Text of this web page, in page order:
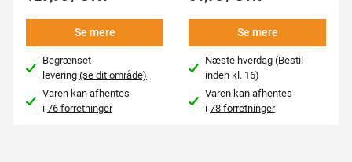
Se mere
Begrænset
levering(se dit område)
Varen kan afhentes
i76 forretninger
Se mere
Næste hverdag (Bestil
inden kl. 16)
Varen kan afhentes
i78 forretninger